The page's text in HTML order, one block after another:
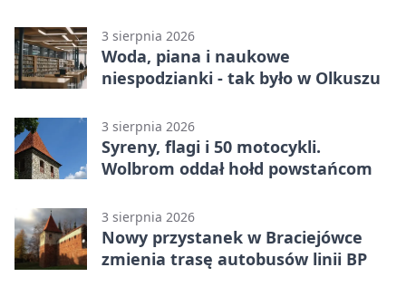
3 sierpnia 2026
Woda, piana i naukowe
niespodzianki - tak było w Olkuszu
3 sierpnia 2026
Syreny, flagi i 50 motocykli.
Wolbrom oddał hołd powstańcom
3 sierpnia 2026
Nowy przystanek w Braciejówce
zmienia trasę autobusów linii BP